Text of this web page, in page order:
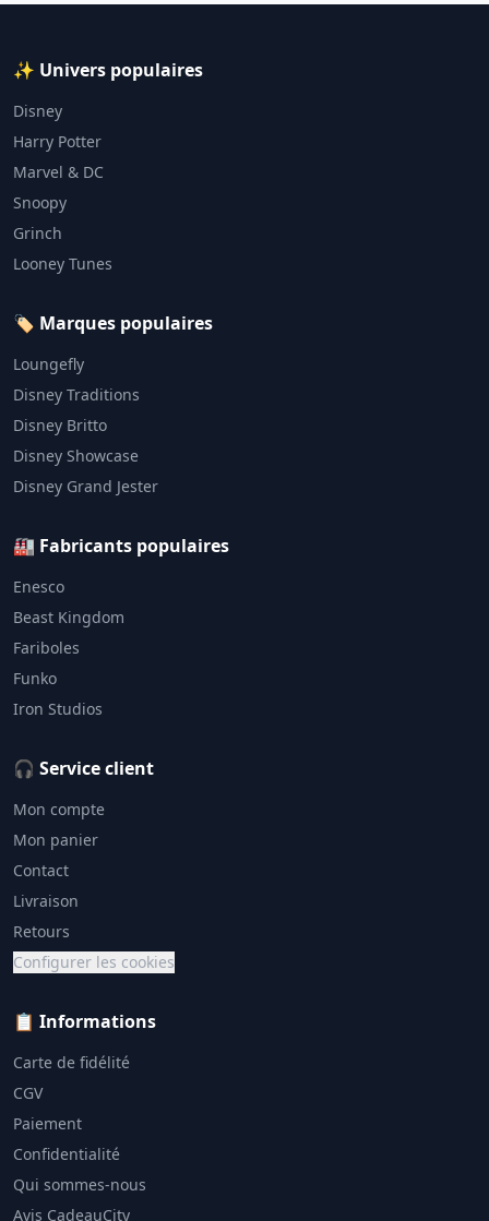
✨ Univers populaires
Disney
Harry Potter
Marvel & DC
Snoopy
Grinch
Looney Tunes
🏷️ Marques populaires
Loungefly
Disney Traditions
Disney Britto
Disney Showcase
Disney Grand Jester
🏭 Fabricants populaires
Enesco
Beast Kingdom
Fariboles
Funko
Iron Studios
🎧 Service client
Mon compte
Mon panier
Contact
Livraison
Retours
Configurer les cookies
📋 Informations
Carte de fidélité
CGV
Paiement
Confidentialité
Qui sommes-nous
Avis CadeauCity